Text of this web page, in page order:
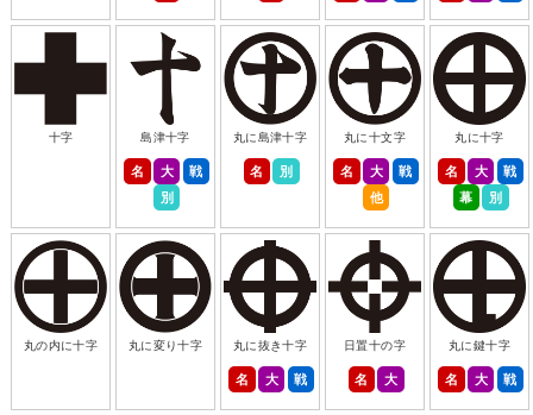
十字 島津十字
名 大
戦
別
丸に島津十字
名 別
丸に十文字
名 大
戦
他
丸に十字
名 大
戦
幕
別
丸の内に十字 丸に変り十字 丸に抜き十字
名 大 戦
日置十の字
名 大
丸に鍵十字
名 大 戦